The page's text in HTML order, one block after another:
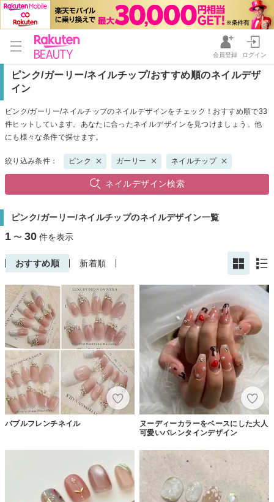
会員登録 ログイン
ピンク/ガーリー/ネイルチップ/おすすめ順のネイルデザ
イン
ピンク/ガーリー/ネイルチップのネイルデザインをチェック！おすすめ順で33
件ヒットしています。あなたに合ったネイルデザインを見つけましょう。他
にも様々な条件で探せます。
絞り込み条件： ピンク ガーリー ネイルチップ
ネイルデザイン検索
ピンク/ガーリー/ネイルチップのネイルデザイン一覧
1 〜 30 件を表示
おすすめ順 新着順
バブルフレンチネイル
ヌーディーカラーをベースにした大人
可愛いバレンタインデザイン